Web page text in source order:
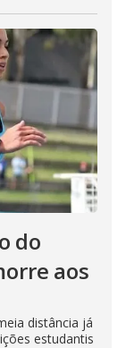
do
aos
distância já
estudantis